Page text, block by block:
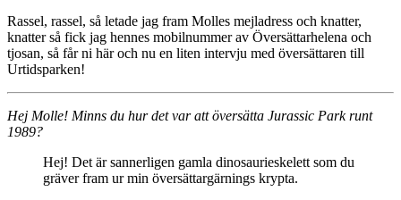
Rassel, rassel, så letade jag fram Molles mejladress och knatter,
knatter så fick jag hennes mobilnummer av Översättarhelena och
tjosan, så får ni här och nu en liten intervju med översättaren till
Urtidsparken!
Hej Molle! Minns du hur det var att översätta Jurassic Park runt
1989?
Hej! Det är sannerligen gamla dinosaurieskelett som du
gräver fram ur min översättargärnings krypta.